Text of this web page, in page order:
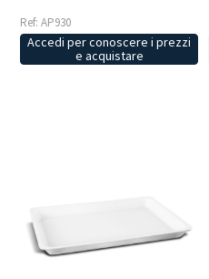
Ref: AP930
Accedi per conoscere i prezzi
e acquistare